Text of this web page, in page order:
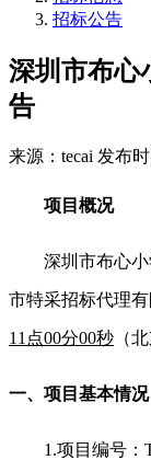
招标公告
深圳市布心
告
来源：tecai 发布
项目概况
深圳市布心
市特采招标代理
11点00分00秒 （
一、项目基本情况
1.项目编号：